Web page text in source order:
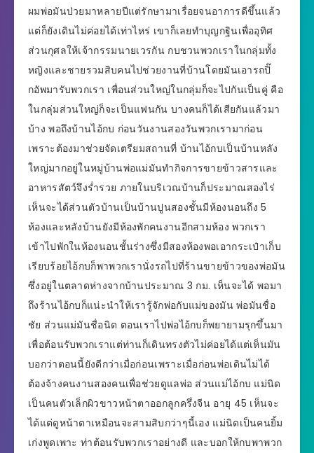
ผมพ่อมันป่วยมาหลายปีแต่รักษามาเรื่อยจนอาการดีขึ้นแล้ว
แต่ก็ยังเดินไม่ค่อยได้เท่าไหร่ เขาก็เลยทำบุญกฐินเพื่ออุทิศ
ส่วนกุศลให้เจ้ากรรมนายเวรกัน กบชวนพวกเราในกลุ่มทั้ง
หญิงและชายรวมสิบคนไปช่วยงานที่บ้านโดยมันเอารถปิ๊
กอัพมารับพวกเรา เพื่อนส่วนใหญ่ในกลุ่มก็จะไปกันเป็นคู่ คือ
ในกลุ่มส่วนใหญ่ก็จะเป็นแฟนกัน บางคนก็ได้เสียกันแล้วมา
บ้าง พอถึงบ้านไอ้กบ ก่อนวันงานสองวันพวกเรามาก่อน
เพราะต้องมาช่วยจัดเตรียมสถานที่ บ้านไอ้กบเป็นบ้านหลัง
ใหญ่มากอยู่ในหมู่บ้านพ่อแม่มันทำกิจการขายข้าวสารและ
อาหารสัตว์จึงร่ำรวย ภายในบริเวณบ้านก็ประมาณสองไร่
เห็นจะได้ส่วนตัวบ้านเป็นบ้านปูนสองชั้นมีห้องนอนถึง 5
ห้องและหลังบ้านยังมีห้องพักคนงานอีกสามห้อง พวกเรา
เข้าไปพักในห้องนอนชั้นร่างซึ่งมีสองห้องพอเอากระเป๋าเก็บ
เรียบร้อยไอ้กบก็พาพวกเรานั่งรถไปที่ร้านขายข้าวของพ่อมัน
ซึ่งอยู่ในตลาดห่างจากบ้านประมาณ 3 กม. เห็นจะได้ พอมา
ถึงร้านไอ้กบก็แน่ะนำให้เรารู้จักพ่อกับแม่ของมัน พ่อมันชื่อ
ชัย ส่วนแม่มันชื่อนิด ตอนเราไปพ่อไอ้กบก็พยายามรุกขึ้นมา
เพื่อต้อนรับพวกเราแต่ท่านก็เดินทรงตัวไม่ค่อยได้แต่เห็นมัน
บอกว่าตอนนี้ยังดีกว่าเมื่อก่อนเพราะเมื่อก่อนพ่อเดินไม่ได้
ต้องจ้างคนงานสองคนเพื่อช่วยดูแลพ่อ ส่วนแม่ไอ้กบ แม่นิด
เป็นคนตัวเล็กผิวขาวหน้าตาออกลูกครึ่งจีน อายุ 45 เห็นจะ
ได้แต่ดูหน้าตาเหมือนจะสามสิบกว่าๆนี้เอง แม่นิดเป็นคนยิ้ม
เก่งพูดเพาะ ท่าต้อนรับพวกเราอย่างดี และบอกให้กบพาพวก